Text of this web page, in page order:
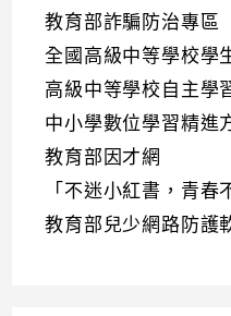
教育部詐騙防治專區
全國高級中等學校學
高級中等學校自主學
中小學數位學習精進
教育部因才網
「不迷小紅書，青春
教育部兒少網路防護